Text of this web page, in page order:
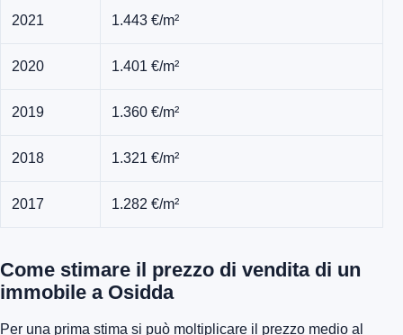
2021 1.443 €/m²
2020 1.401 €/m²
2019 1.360 €/m²
2018 1.321 €/m²
2017 1.282 €/m²
Come stimare il prezzo di vendita di un
immobile a Osidda
Per una prima stima si può moltiplicare il prezzo medio al